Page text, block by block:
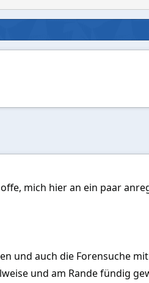
mich hier an ein paar
und auch die Forensuche mit
und am Rande fündig